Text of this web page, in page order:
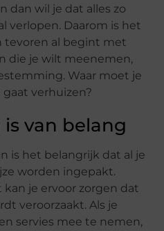
dan wil je dat alles zo
verlopen. Daarom is het
tevoren al begint met
die je wilt meenemen,
Waar moet je
verhuizen?
van belang
is het belangrijk dat al je
worden ingepakt.
je ervoor zorgen dat
veroorzaakt. Als je
servies mee te nemen,